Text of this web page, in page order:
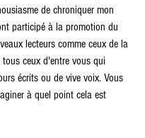
de chroniquer mon
participé à la promotion du
lecteurs comme ceux de la
tous ceux d'entre vous qui
écrits ou de vive voix. Vous
à quel point cela est